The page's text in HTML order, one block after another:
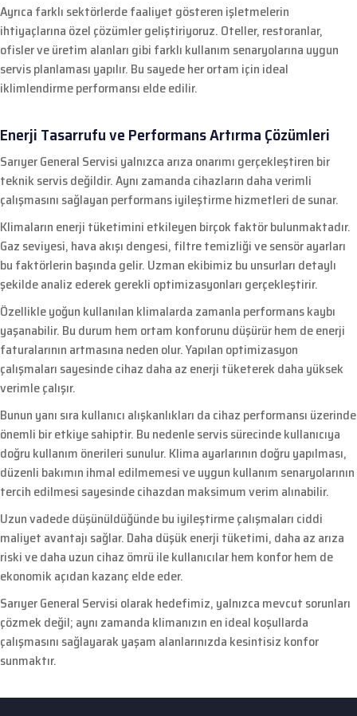
Ayrıca farklı sektörlerde faaliyet gösteren işletmelerin
ihtiyaçlarına özel çözümler geliştiriyoruz. Oteller, restoranlar,
ofisler ve üretim alanları gibi farklı kullanım senaryolarına uygun
servis planlaması yapılır. Bu sayede her ortam için ideal
iklimlendirme performansı elde edilir.
Enerji Tasarrufu ve Performans Artırma Çözümleri
Sarıyer General Servisi yalnızca arıza onarımı gerçekleştiren bir
teknik servis değildir. Aynı zamanda cihazların daha verimli
çalışmasını sağlayan performans iyileştirme hizmetleri de sunar.
Klimaların enerji tüketimini etkileyen birçok faktör bulunmaktadır.
Gaz seviyesi, hava akışı dengesi, filtre temizliği ve sensör ayarları
bu faktörlerin başında gelir. Uzman ekibimiz bu unsurları detaylı
şekilde analiz ederek gerekli optimizasyonları gerçekleştirir.
Özellikle yoğun kullanılan klimalarda zamanla performans kaybı
yaşanabilir. Bu durum hem ortam konforunu düşürür hem de enerji
faturalarının artmasına neden olur. Yapılan optimizasyon
çalışmaları sayesinde cihaz daha az enerji tüketerek daha yüksek
verimle çalışır.
Bunun yanı sıra kullanıcı alışkanlıkları da cihaz performansı üzerinde
önemli bir etkiye sahiptir. Bu nedenle servis sürecinde kullanıcıya
doğru kullanım önerileri sunulur. Klima ayarlarının doğru yapılması,
düzenli bakımın ihmal edilmemesi ve uygun kullanım senaryolarının
tercih edilmesi sayesinde cihazdan maksimum verim alınabilir.
Uzun vadede düşünüldüğünde bu iyileştirme çalışmaları ciddi
maliyet avantajı sağlar. Daha düşük enerji tüketimi, daha az arıza
riski ve daha uzun cihaz ömrü ile kullanıcılar hem konfor hem de
ekonomik açıdan kazanç elde eder.
Sarıyer General Servisi olarak hedefimiz, yalnızca mevcut sorunları
çözmek değil; aynı zamanda klimanızın en ideal koşullarda
çalışmasını sağlayarak yaşam alanlarınızda kesintisiz konfor
sunmaktır.